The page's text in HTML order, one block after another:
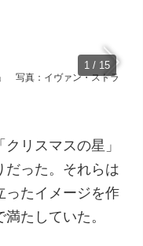
1 / 15
写真：イヴァン・ストラ
リスマスの星」
だった。それらは
ったイメージを作
たしていた。